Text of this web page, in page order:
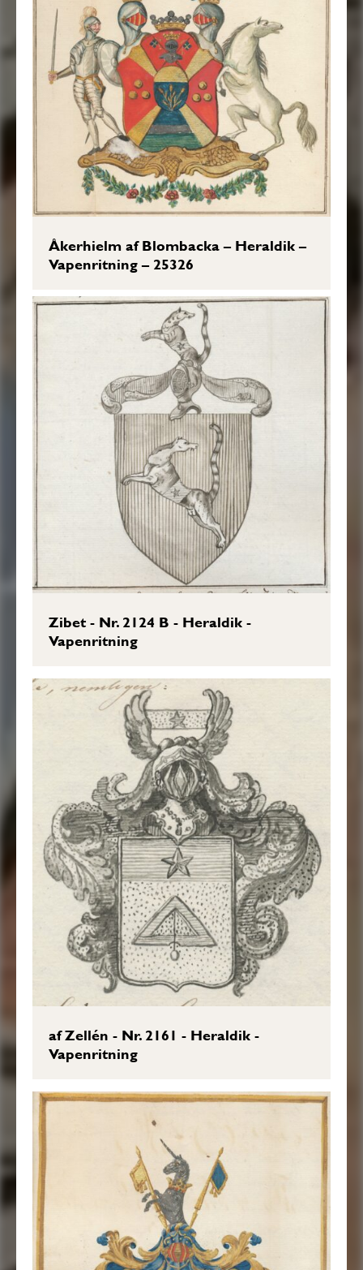
Åkerhielm af Blombacka – Heraldik –
Vapenritning – 25326
Zibet - Nr. 2124 B - Heraldik -
Vapenritning
af Zellén - Nr. 2161 - Heraldik -
Vapenritning